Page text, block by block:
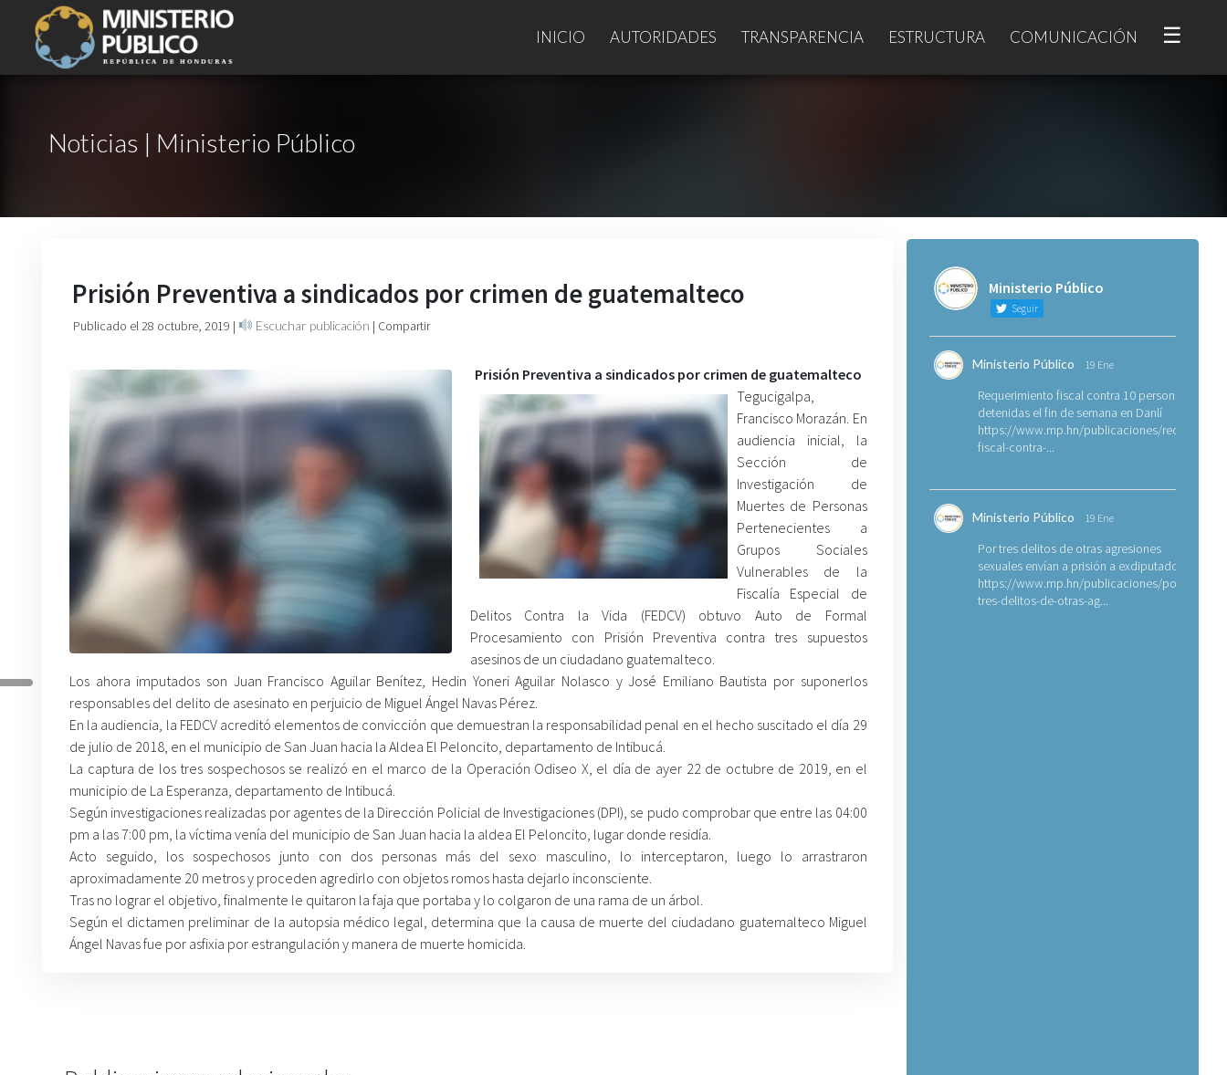
INICIO AUTORIDADES TRANSPARENCIA ESTRUCTURA COMUNICACIÓN ☰
Noticias | Ministerio Público
Prisión Preventiva a sindicados por crimen de guatemalteco
Publicado el 28 octubre, 2019 | Escuchar publicación | Compartir
Prisión Preventiva a sindicados por crimen de guatemalteco
Tegucigalpa,
Francisco Morazán. En
audiencia inicial, la
Sección de
Investigación de
Muertes de Personas
Pertenecientes a
Grupos Sociales
Vulnerables de la
Fiscalía Especial de
Delitos Contra la Vida (FEDCV) obtuvo Auto de Formal
Procesamiento con Prisión Preventiva contra tres supuestos
asesinos de un ciudadano guatemalteco.
Los ahora imputados son Juan Francisco Aguilar Benítez, Hedin Yoneri Aguilar Nolasco y José Emiliano Bautista por suponerlos
responsables del delito de asesinato en perjuicio de Miguel Ángel Navas Pérez.
En la audiencia, la FEDCV acreditó elementos de convicción que demuestran la responsabilidad penal en el hecho suscitado el día 29
de julio de 2018, en el municipio de San Juan hacia la Aldea El Peloncito, departamento de Intibucá.
La captura de los tres sospechosos se realizó en el marco de la Operación Odiseo X, el día de ayer 22 de octubre de 2019, en el
municipio de La Esperanza, departamento de Intibucá.
Según investigaciones realizadas por agentes de la Dirección Policial de Investigaciones (DPI), se pudo comprobar que entre las 04:00
pm a las 7:00 pm, la víctima venía del municipio de San Juan hacia la aldea El Peloncito, lugar donde residía.
Acto seguido, los sospechosos junto con dos personas más del sexo masculino, lo interceptaron, luego lo arrastraron
aproximadamente 20 metros y proceden agredirlo con objetos romos hasta dejarlo inconsciente.
Tras no lograr el objetivo, finalmente le quitaron la faja que portaba y lo colgaron de una rama de un árbol.
Según el dictamen preliminar de la autopsia médico legal, determina que la causa de muerte del ciudadano guatemalteco Miguel
Ángel Navas fue por asfixia por estrangulación y manera de muerte homicida.
Ministerio Público
Seguir
Ministerio Público 19 Ene
Requerimiento fiscal contra 10 personas
detenidas el fin de semana en Danlí
https://www.mp.hn/publicaciones/
fiscal-contra-...
Ministerio Público 19 Ene
Por tres delitos de otras agresiones
sexuales envían a prisión a exdiputado
https://www.mp.hn/publicaciones/por-
tres-delitos-de-otras-ag...